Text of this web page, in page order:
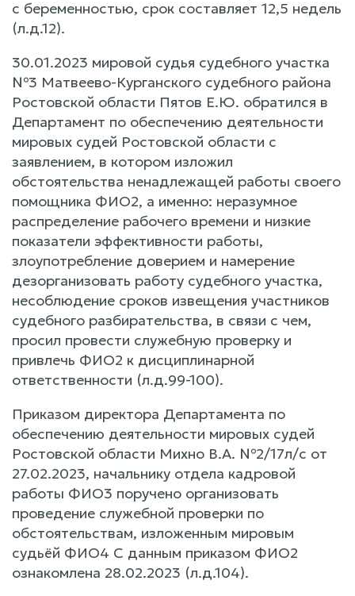
с беременностью, срок составляет 12,5 недель
(л.д.12).
30.01.2023 мировой судья судебного участка
№3 Матвеево-Курганского судебного района
Ростовской области Пятов Е.Ю. обратился в
Департамент по обеспечению деятельности
мировых судей Ростовской области с
заявлением, в котором изложил
обстоятельства ненадлежащей работы своего
помощника ФИО2, а именно: неразумное
распределение рабочего времени и низкие
показатели эффективности работы,
злоупотребление доверием и намерение
дезорганизовать работу судебного участка,
несоблюдение сроков извещения участников
судебного разбирательства, в связи с чем,
просил провести служебную проверку и
привлечь ФИО2 к дисциплинарной
ответственности (л.д.99-100).
Приказом директора Департамента по
обеспечению деятельности мировых судей
Ростовской области Михно В.А. №2/17л/с от
27.02.2023, начальнику отдела кадровой
работы ФИО3 поручено организовать
проведение служебной проверки по
обстоятельствам, изложенным мировым
судьёй ФИО4 С данным приказом ФИО2
ознакомлена 28.02.2023 (л.д.104).